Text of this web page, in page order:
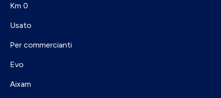
Km 0
Usato
Per commercianti
Evo
Aixam